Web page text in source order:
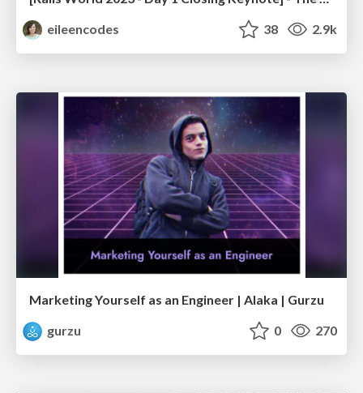
eileencodes
38 2.9k
Marketing Yourself as an Engineer | Alaka | Gurzu
gurzu
0 270